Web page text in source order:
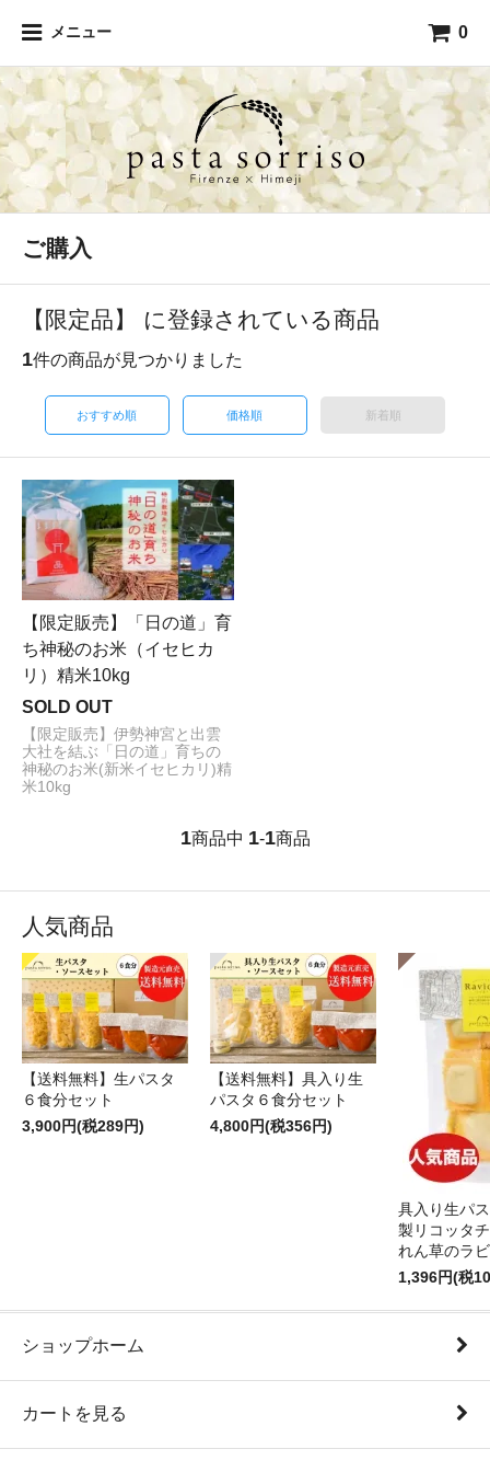
メニュー 0
ご購入
【限定品】 に登録されている商品
1件の商品が見つかりました
おすすめ順 価格順 新着順
【限定販売】「日の道」育
ち神秘のお米（イセヒカ
リ）精米10kg
SOLD OUT
【限定販売】伊勢神宮と出雲
大社を結ぶ「日の道」育ちの
神秘のお米(新米イセヒカリ)精
米10kg
1商品中 1-1商品
人気商品
【送料無料】生パスタ
６食分セット
3,900円(税289円)
【送料無料】具入り生
パスタ６食分セット
4,800円(税356円)
具入り生パ
製リコッタ
れん草のラ
1,396円(税
ショップホーム
カートを見る